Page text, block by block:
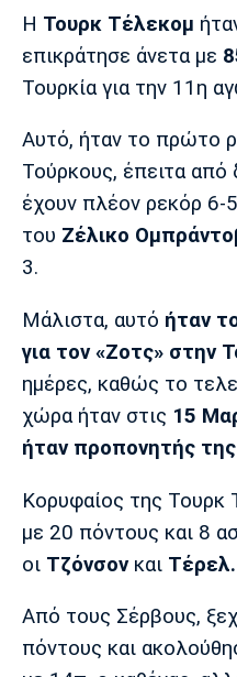
Πολιτισμός
Τραγούδια
Running
Media
Πρόγραμμα TV
Ιωνικός
Μπαρτσελόνα
Μάντσεστερ
Γιουνάιτεντ
Λίβερπουλ
Ίντερ
Η Τουρκ Τέλεκομ
επικράτησε άνετα με
Τουρκία για την 11η
Αυτό, ήταν το πρώτο
Τούρκους, έπειτα από
έχουν πλέον ρεκόρ 6-
του Ζέλικο
3.
Μάλιστα, αυτό ήταν
για τον «Ζοτς» στην
ημέρες, καθώς το
χώρα ήταν στις 15
ήταν προπονητής
Κορυφαίος της Τουρκ
με 20 πόντους και 8
οι Τζόνσονκαι Τέρελ.
Από τους Σέρβους,
πόντους και